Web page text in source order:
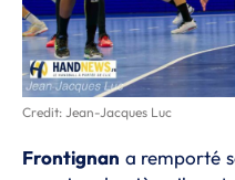
Credit: Jean-Jacques Luc
Frontignan a remporté